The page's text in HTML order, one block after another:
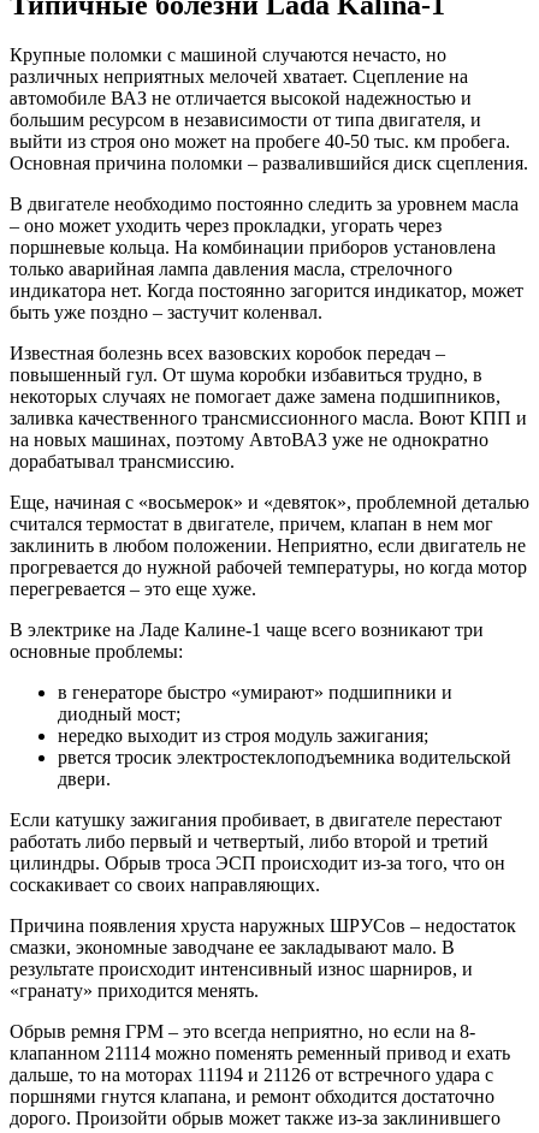
Крупные поломки с машиной случаются нечасто, но
различных неприятных мелочей хватает. Сцепление на
автомобиле ВАЗ не отличается высокой надежностью и
большим ресурсом в независимости от типа двигателя, и
выйти из строя оно может на пробеге 40-50 тыс. км пробега.
Основная причина поломки – развалившийся диск сцепления.
В двигателе необходимо постоянно следить за уровнем масла
– оно может уходить через прокладки, угорать через
поршневые кольца. На комбинации приборов установлена
только аварийная лампа давления масла, стрелочного
индикатора нет. Когда постоянно загорится индикатор, может
быть уже поздно – застучит коленвал.
Известная болезнь всех вазовских коробок передач –
повышенный гул. От шума коробки избавиться трудно, в
некоторых случаях не помогает даже замена подшипников,
заливка качественного трансмиссионного масла. Воют КПП и
на новых машинах, поэтому АвтоВАЗ уже не однократно
дорабатывал трансмиссию.
Еще, начиная с «восьмерок» и «девяток», проблемной деталью
считался термостат в двигателе, причем, клапан в нем мог
заклинить в любом положении. Неприятно, если двигатель не
прогревается до нужной рабочей температуры, но когда мотор
перегревается – это еще хуже.
В электрике на Ладе Калине-1 чаще всего возникают три
основные проблемы:
в генераторе быстро «умирают» подшипники и
диодный мост;
нередко выходит из строя модуль зажигания;
рвется тросик электростеклоподъемника водительской
двери.
Если катушку зажигания пробивает, в двигателе перестают
работать либо первый и четвертый, либо второй и третий
цилиндры. Обрыв троса ЭСП происходит из-за того, что он
соскакивает со своих направляющих.
Причина появления хруста наружных ШРУСов – недостаток
смазки, экономные заводчане ее закладывают мало. В
результате происходит интенсивный износ шарниров, и
«гранату» приходится менять.
Обрыв ремня ГРМ – это всегда неприятно, но если на 8-
клапанном 21114 можно поменять ременный привод и ехать
дальше, то на моторах 11194 и 21126 от встречного удара с
поршнями гнутся клапана, и ремонт обходится достаточно
дорого. Произойти обрыв может также из-за заклинившего